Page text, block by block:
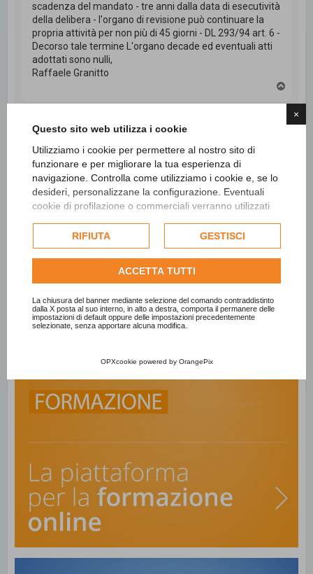
×
Questo sito web utilizza i cookie
Utilizziamo i cookie per permettere al nostro sito di
funzionare e per migliorare la tua esperienza di
navigazione. Controlla come utilizziamo i cookie e, se lo
desideri, personalizzane la configurazione. Eventuali
cookie di profilazione o commerciali verranno utilizzati
dell'utente e, se consentito, potrebbero essere utilizzati
per personalizzare gli annunci pubblicitari. Per ulteriori
informazioni su come Google utilizza i dati raccolti,
politica sulla privacy di Google
Consulta l'informativa cookie completa.
RIFIUTA GESTISCI
ACCETTA TUTTI
La chiusura del banner mediante selezione del comando contraddistinto
dalla X posta al suo interno, in alto a destra, comporta il permanere delle
impostazioni di default oppure delle impostazioni precedentemente
selezionate, senza apportare alcuna modifica.
OPXcookie powered by OrangePix
scadenza del mandato - tre anni dalla data di esecutività
della delibera - l'organo di revisione può continuare la
propria attività per non più di 45 giorni - DL 293/94 art. 6 -
Decorso tale termine L'organo decade ed eventuali atti
adottati sono nulli,
Raffaele Granitto
p
Rispondi
4 messaggi • Pagina1di1
Vai a
CercaRicerca avanzata